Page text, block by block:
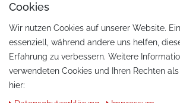
Cookies
Wir nutzen Cookies auf unserer Website.
essenziell, während andere uns helfen,
Erfahrung zu verbessern. Weitere
verwendeten Cookies und Ihren Rechten
hier: